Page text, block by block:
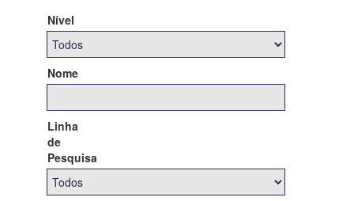
Nível
Nome
Linha
de
Pesquisa